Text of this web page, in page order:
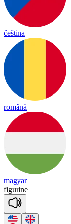
čeština
română
magyar
figurine